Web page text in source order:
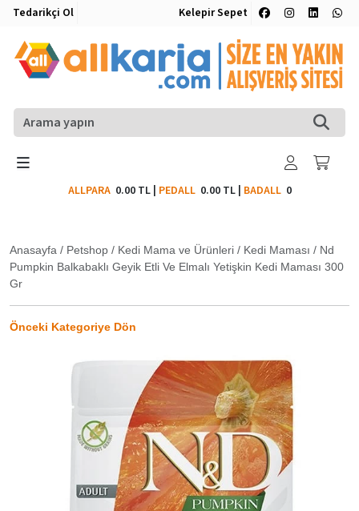
Tedarikçi Ol Kelepir Sepet
ALLPARA 0.00 TL| PEDALL 0.00 TL| BADALL0
Anasayfa / Petshop / Kedi Mama ve Ürünleri / Kedi Maması / Nd
Pumpkin Balkabaklı Geyik Etli Ve Elmalı Yetişkin Kedi Maması 300
Gr
Önceki Kategoriye Dön